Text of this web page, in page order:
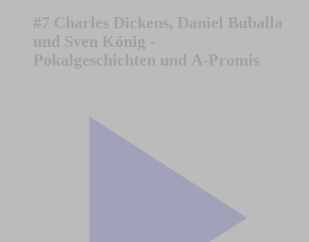
#7 Charles Dickens, Daniel Buballa
und Sven König -
Pokalgeschichten und A-Promis